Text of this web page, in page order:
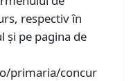
respectiv în
și pe pagina de
primaria/concur